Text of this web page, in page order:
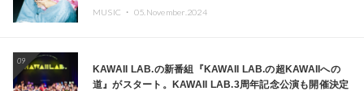
MUSIC ・ 05.November.2024
09
KAWAII LAB.の新番組『KAWAII LAB.の超KAWAIIへの
道』がスタート。KAWAII LAB.3周年記念公演も開催決定